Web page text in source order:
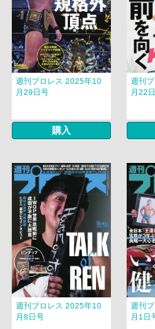
週刊プロレス 2025年10
月29日号
購入
週刊
月22
週刊プロレス 2025年10
月8日号
週刊
月1日